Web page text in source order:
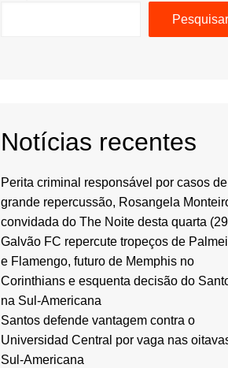
Pesquisar
Notícias recentes
Perita criminal responsável por casos de
grande repercussão, Rosangela
convidada do The Noite desta quarta
Galvão FC repercute tropeços de
e Flamengo, futuro de Memphis no
Corinthians e esquenta decisão do
na Sul-Americana
Santos defende vantagem contra o
Universidad Central por vaga nas
Sul-Americana